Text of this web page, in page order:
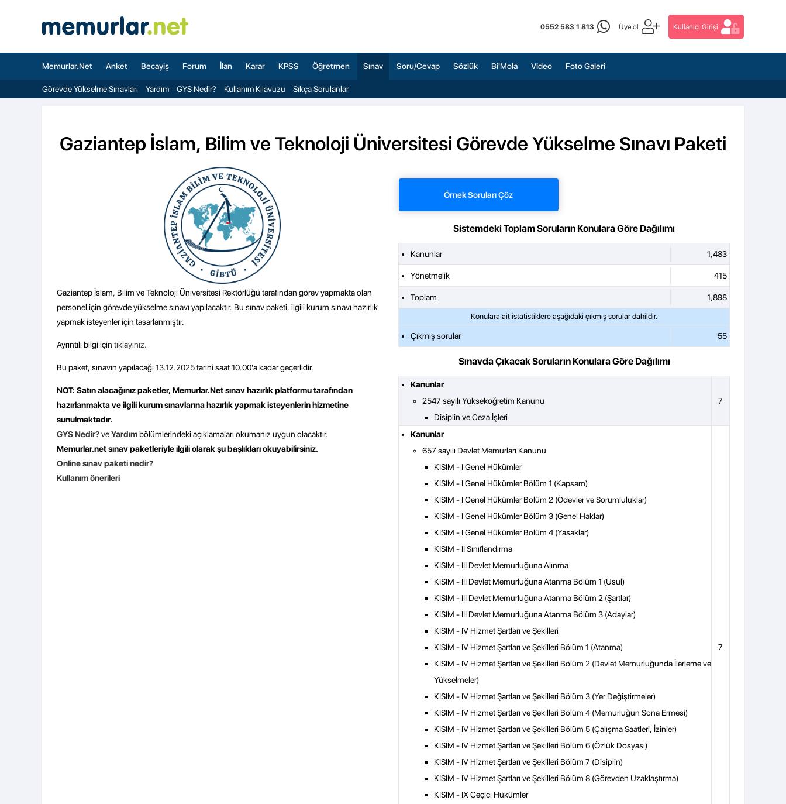
0552 583 1 813 Üye ol Kullanıcı Girişi
Memurlar.Net Anket Becayiş Forum İlan Karar KPSS Öğretmen Sınav Soru/Cevap Sözlük Bi'Mola Video Foto Galeri
Görevde Yükselme Sınavları Yardım GYS Nedir? Kullanım Kılavuzu Sıkça Sorulanlar
Gaziantep İslam, Bilim ve Teknoloji Üniversitesi Görevde Yükselme Sınavı Paketi
Gaziantep İslam, Bilim ve Teknoloji Üniversitesi Rektörlüğü tarafından görev yapmakta olan
personel için görevde yükselme sınavı yapılacaktır. Bu sınav paketi, ilgili kurum sınavı hazırlık
yapmak isteyenler için tasarlanmıştır.
Ayrıntılı bilgi için tıklayınız.
Bu paket, sınavın yapılacağı 13.12.2025 tarihi saat 10.00'a kadar geçerlidir.
NOT: Satın alacağınız paketler, Memurlar.Net sınav hazırlık platformu tarafından
hazırlanmakta ve ilgili kurum sınavlarına hazırlık yapmak isteyenlerin hizmetine
sunulmaktadır.
GYS Nedir?veYardım bölümlerindeki açıklamaları okumanız uygun olacaktır.
Memurlar.net sınav paketleriyle ilgili olarak şu başlıkları okuyabilirsiniz.
Online sınav paketi nedir?
Kullanım önerileri
Örnek Soruları Çöz
Sistemdeki Toplam Soruların Konulara Göre Dağılımı
Kanunlar 1,483
Yönetmelik 415
Toplam 1,898
Çıkmış sorular 55
Sınavda Çıkacak Soruların Konulara Göre Dağılımı
Kanunlar
2547 sayılı Yükseköğretim Kanunu
Disiplin ve Ceza İşleri
7
Kanunlar
657 sayılı Devlet Memurları Kanunu
KISIM - I Genel Hükümler
KISIM - I Genel Hükümler Bölüm 1 (Kapsam)
KISIM - I Genel Hükümler Bölüm 2 (Ödevler ve Sorumluluklar)
KISIM - I Genel Hükümler Bölüm 3 (Genel Haklar)
KISIM - I Genel Hükümler Bölüm 4 (Yasaklar)
KISIM - II Sınıflandırma
KISIM - III Devlet Memurluğuna Alınma
KISIM - III Devlet Memurluğuna Atanma Bölüm 1 (Usul)
KISIM - III Devlet Memurluğuna Atanma Bölüm 2 (Şartlar)
KISIM - III Devlet Memurluğuna Atanma Bölüm 3 (Adaylar)
KISIM - IV Hizmet Şartları ve Şekilleri
KISIM - IV Hizmet Şartları ve Şekilleri Bölüm 1 (Atanma)
KISIM - IV Hizmet Şartları ve Şekilleri Bölüm 2 (Devlet Memurluğunda İlerleme ve
Yükselmeler)
KISIM - IV Hizmet Şartları ve Şekilleri Bölüm 3 (Yer Değiştirmeler)
KISIM - IV Hizmet Şartları ve Şekilleri Bölüm 4 (Memurluğun Sona Ermesi)
KISIM - IV Hizmet Şartları ve Şekilleri Bölüm 5 (Çalışma Saatleri, İzinler)
KISIM - IV Hizmet Şartları ve Şekilleri Bölüm 6 (Özlük Dosyası)
KISIM - IV Hizmet Şartları ve Şekilleri Bölüm 7 (Disiplin)
KISIM - IV Hizmet Şartları ve Şekilleri Bölüm 8 (Görevden Uzaklaştırma)
KISIM - IX Geçici Hükümler
7